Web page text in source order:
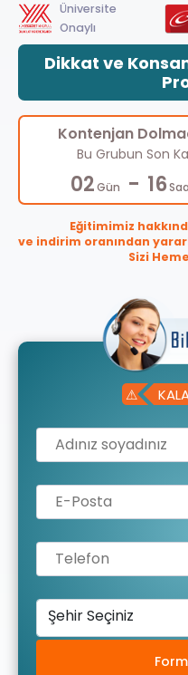
Üniversite
Onaylı
Dikkat ve
Kontenjan
Bu Grubun Son
02Gün - 16
Eğitimimiz
ve indirim oranından
Sizi
⚠
Şehir Seçiniz